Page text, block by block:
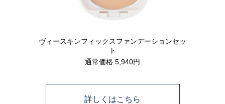
ヴィースキンフィックスファンデーションセッ
ト
通常価格:5,940円
詳しくはこちら